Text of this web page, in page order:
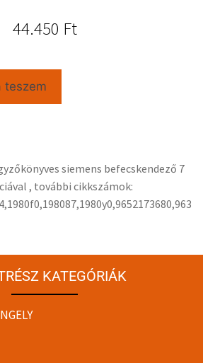
44.450 Ft
teszem
siemens befecskendező 7
, további cikkszámok:
KATEGÓRIÁK